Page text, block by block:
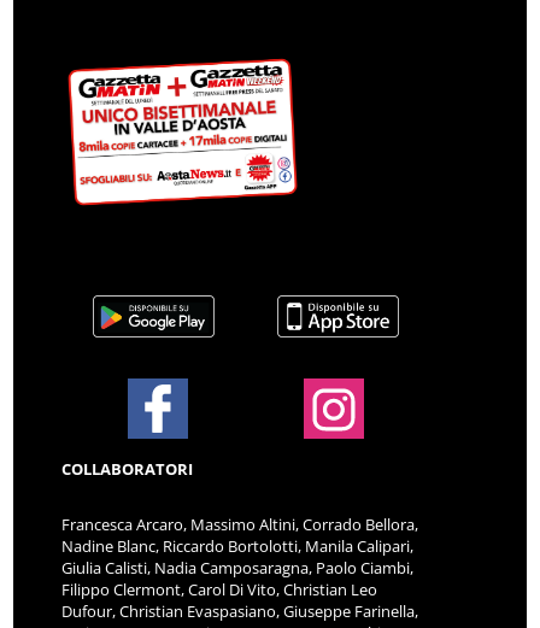
COLLABORATORI
Francesca Arcaro, Massimo Altini, Corrado Bellora,
Nadine Blanc, Riccardo Bortolotti, Manila Calipari,
Giulia Calisti, Nadia Camposaragna, Paolo Ciambi,
Filippo Clermont, Carol Di Vito, Christian Leo
Dufour, Christian Evaspasiano, Giuseppe Farinella,